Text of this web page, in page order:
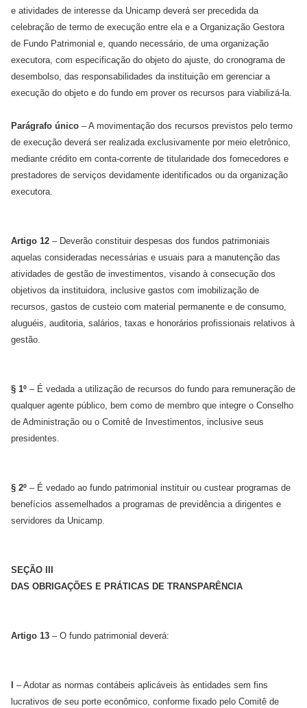
e atividades de interesse da Unicamp deverá ser precedida da
celebração de termo de execução entre ela e a Organização Gestora
de Fundo Patrimonial e, quando necessário, de uma organização
executora, com especificação do objeto do ajuste, do cronograma de
desembolso, das responsabilidades da instituição em gerenciar a
execução do objeto e do fundo em prover os recursos para viabilizá-la.
Parágrafo único – A movimentação dos recursos previstos pelo termo
de execução deverá ser realizada exclusivamente por meio eletrônico,
mediante crédito em conta-corrente de titularidade dos fornecedores e
prestadores de serviços devidamente identificados ou da organização
executora.
Artigo 12 – Deverão constituir despesas dos fundos patrimoniais
aquelas consideradas necessárias e usuais para a manutenção das
atividades de gestão de investimentos, visando à consecução dos
objetivos da instituidora, inclusive gastos com imobilização de
recursos, gastos de custeio com material permanente e de consumo,
aluguéis, auditoria, salários, taxas e honorários profissionais relativos à
gestão.
§ 1º – É vedada a utilização de recursos do fundo para remuneração de
qualquer agente público, bem como de membro que integre o Conselho
de Administração ou o Comitê de Investimentos, inclusive seus
presidentes.
§ 2º – É vedado ao fundo patrimonial instituir ou custear programas de
benefícios assemelhados a programas de previdência a dirigentes e
servidores da Unicamp.
SEÇÃO III
DAS OBRIGAÇÕES E PRÁTICAS DE TRANSPARÊNCIA
Artigo 13 – O fundo patrimonial deverá:
– Adotar as normas contábeis aplicáveis às entidades sem fins
lucrativos de seu porte econômico, conforme fixado pelo Comitê de